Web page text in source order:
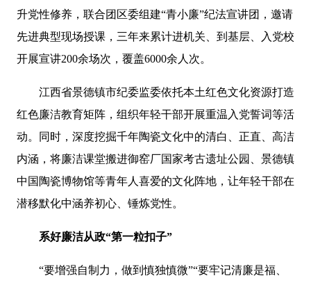
升党性修养，联合团区委组建“青小廉”纪法宣讲团，邀请
先进典型现场授课，三年来累计进机关、到基层、入党校
开展宣讲200余场次，覆盖6000余人次。
江西省景德镇市纪委监委依托本土红色文化资源打造
红色廉洁教育矩阵，组织年轻干部开展重温入党誓词等活
动。同时，深度挖掘千年陶瓷文化中的清白、正直、高洁
内涵，将廉洁课堂搬进御窑厂国家考古遗址公园、景德镇
中国陶瓷博物馆等青年人喜爱的文化阵地，让年轻干部在
潜移默化中涵养初心、锤炼党性。
系好廉洁从政“第一粒扣子”
“要增强自制力，做到慎独慎微”“要牢记清廉是福、